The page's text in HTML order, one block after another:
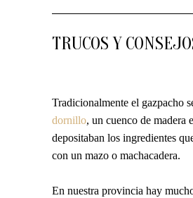
TRUCOS Y
Tradicionalmente el gazpacho
dornillo, un cuenco de madera
depositaban los ingredientes
con un mazo o machacadera.
En nuestra provincia hay